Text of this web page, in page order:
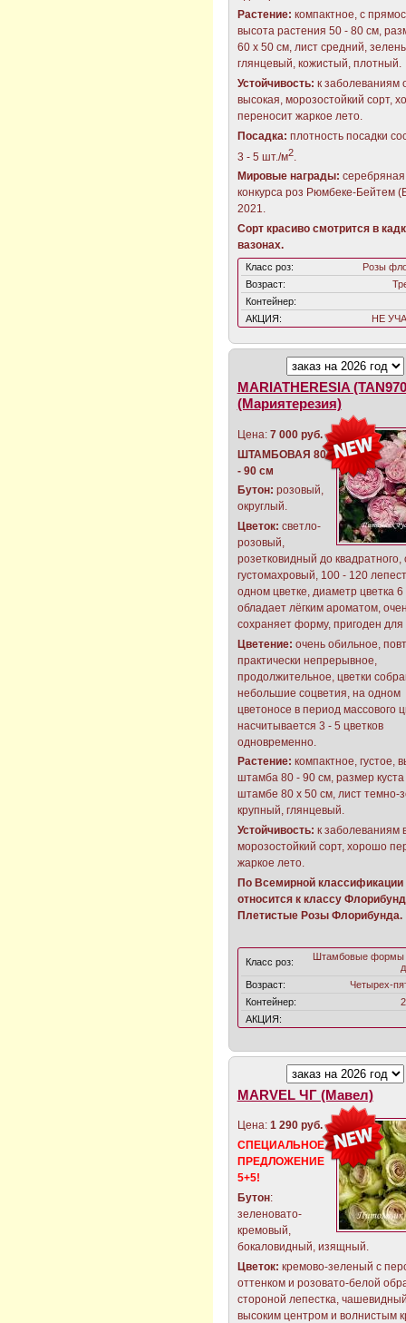
Растение: компактное, с
высота растения 50 - 80 см,
60 х 50 см, лист средний,
глянцевый, кожистый, плотный.
Устойчивость: к заболеваниям
высокая, морозостойкий сорт,
переносит жаркое лето.
Посадка: плотность посадки
3 - 5 шт./м2.
Мировые награды:
конкурса роз Рюмбеке-Бейтем
2021.
Сорт красиво смотрится в
вазонах.
Класс роз:
Розы
Возраст:
Контейнер:
АКЦИЯ:
НЕ
MARIATHERESIA
(Мариятерезия)
Цена: 7 000 руб.
ШТАМБОВАЯ 80
- 90 см
Бутон: розовый,
округлый.
Цветок: светло-
розовый,
розетковидный до квадратного,
густомахровый, 100 - 120
одном цветке, диаметр цветка 6
обладает лёгким ароматом,
сохраняет форму, пригоден для
Цветение: очень обильное,
практически непрерывное,
продолжительное, цветки
небольшие соцветия, на одном
цветоносе в период массового
насчитывается 3 - 5 цветков
одновременно.
Растение: компактное, густое,
штамба 80 - 90 см, размер куста
штамбе 80 х 50 см, лист темно-
крупный, глянцевый.
Устойчивость: к заболеваниям
морозостойкий сорт, хорошо
жаркое лето.
По Всемирной классификации
относится к классу
Плетистые Розы Флорибунда.
Класс роз:
Штамбовые формы
Возраст:
Четырех-
Контейнер:
АКЦИЯ:
MARVEL ЧГ (Мавел)
Цена: 1 290 руб.
СПЕЦИАЛЬНОЕ
ПРЕДЛОЖЕНИЕ
5+5!
Бутон:
зеленовато-
кремовый,
бокаловидный, изящный.
Цветок: кремово-зеленый с
оттенком и розовато-белой
стороной лепестка,
высоким центром и волнистым